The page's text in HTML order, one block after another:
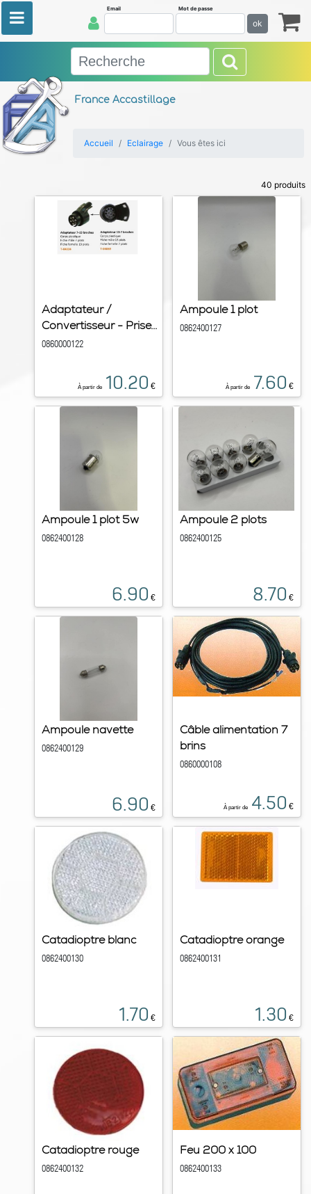
France Accastillage
Email Mot de passe
ok
Accueil Eclairage Vous êtes ici
40 produits
Adaptateur /
Convertisseur - Prise...
0860000122
À partir de 10.20 €
Ampoule 1 plot
0862400127
À partir de 7.60 €
Ampoule 1 plot 5w
0862400128
6.90 €
Ampoule 2 plots
0862400125
8.70 €
Ampoule navette
0862400129
6.90 €
Câble alimentation 7
brins
0860000108
À partir de 4.50 €
Catadioptre blanc
0862400130
1.70 €
Catadioptre orange
0862400131
1.30 €
Catadioptre rouge
0862400132
Feu 200 x 100
0862400133